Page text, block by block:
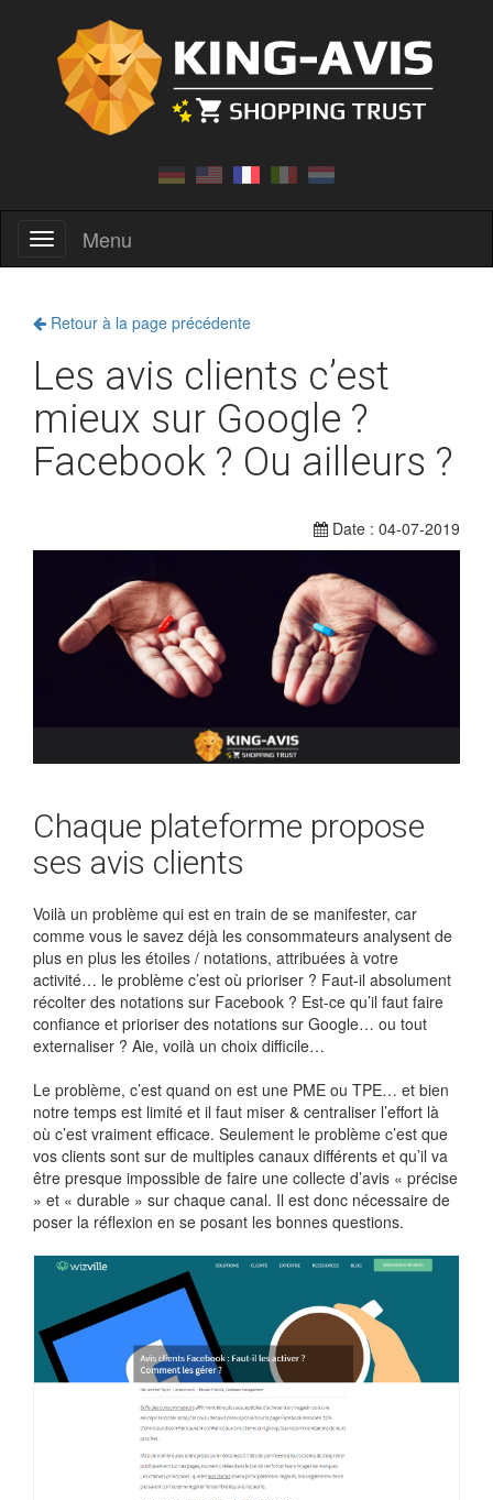
Menu Menu
Retour à la page précédente
Les avis clients c’est
mieux sur Google ?
Facebook ? Ou ailleurs ?
Date : 04-07-2019
Chaque plateforme propose
ses avis clients
Voilà un problème qui est en train de se manifester, car
comme vous le savez déjà les consommateurs analysent de
plus en plus les étoiles / notations, attribuées à votre
activité… le problème c’est où prioriser ? Faut-il absolument
récolter des notations sur Facebook ? Est-ce qu’il faut faire
confiance et prioriser des notations sur Google… ou tout
externaliser ? Aie, voilà un choix difficile…
Le problème, c’est quand on est une PME ou TPE… et bien
notre temps est limité et il faut miser & centraliser l’effort là
où c’est vraiment efficace. Seulement le problème c’est que
vos clients sont sur de multiples canaux différents et qu’il va
être presque impossible de faire une collecte d’avis « précise
» et « durable » sur chaque canal. Il est donc nécessaire de
poser la réflexion en se posant les bonnes questions.